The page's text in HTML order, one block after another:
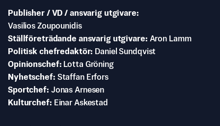
Publisher / VD / ansvarig utgivare
Vasilios Zoupounidis
Ställföreträdande ansvarig utgivare Aron Lamm
Politisk chefredaktör
Daniel Sundqvist
Opinionschef
Lotta Gröning
Nyhetschef Staffan Erfors
Sportchef Jonas Arnesen
Kulturchef
Einar Askestad